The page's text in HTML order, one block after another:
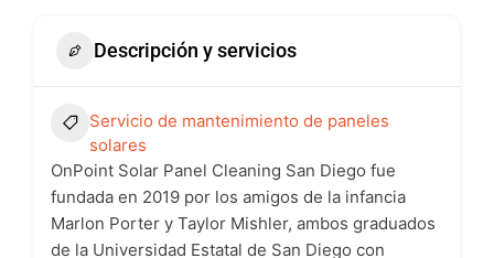
Descripción y servicios
Servicio de mantenimiento de paneles
solares
OnPoint Solar Panel Cleaning San Diego fue
fundada en 2019 por los amigos de la infancia
Marlon Porter y Taylor Mishler, ambos graduados
de la Universidad Estatal de San Diego con